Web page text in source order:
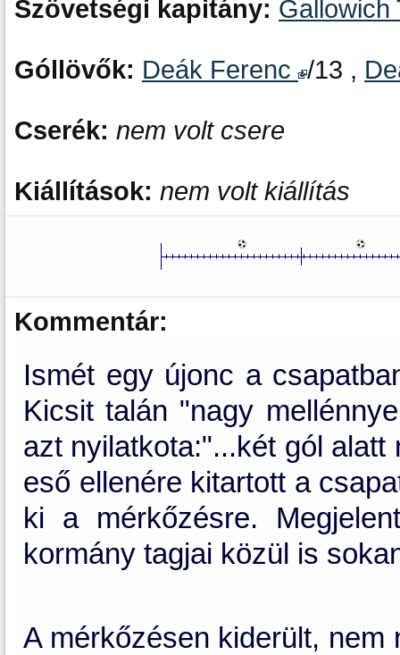
Szövetségi kapitány:
Góllövők: Deák Ferenc /13 ,
Cserék: nem volt csere
Kiállítások: nem volt kiállítás
Kommentár:
Ismét egy újonc a
Kicsit talán "nagy
azt nyilatkota:"...két gól
eső ellenére kitartott a
ki a mérkőzésre.
kormány tagjai közül is
A mérkőzésen kiderült, nem